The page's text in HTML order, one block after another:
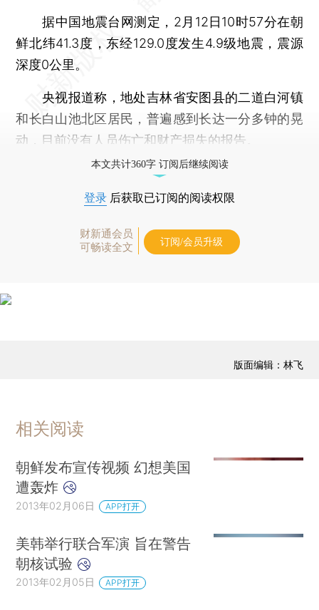
据中国地震台网测定，2月12日10时57分在朝
鲜北纬41.3度，东经129.0度发生4.9级地震，震源
深度0公里。
央视报道称，地处吉林省安图县的二道白河镇
和长白山池北区居民，普遍感到长达一分多钟的晃
动，目前没有人员伤亡和财产损失的报告。
本文共计360字 订阅后继续阅读
登录 后获取已订阅的阅读权限
财新通会员
可畅读全文
订阅/会员升级
版面编辑：林飞
相关阅读
朝鲜发布宣传视频 幻想美国
遭轰炸
2013年02月06日 APP打开
美韩举行联合军演 旨在警告
朝核试验
2013年02月05日 APP打开